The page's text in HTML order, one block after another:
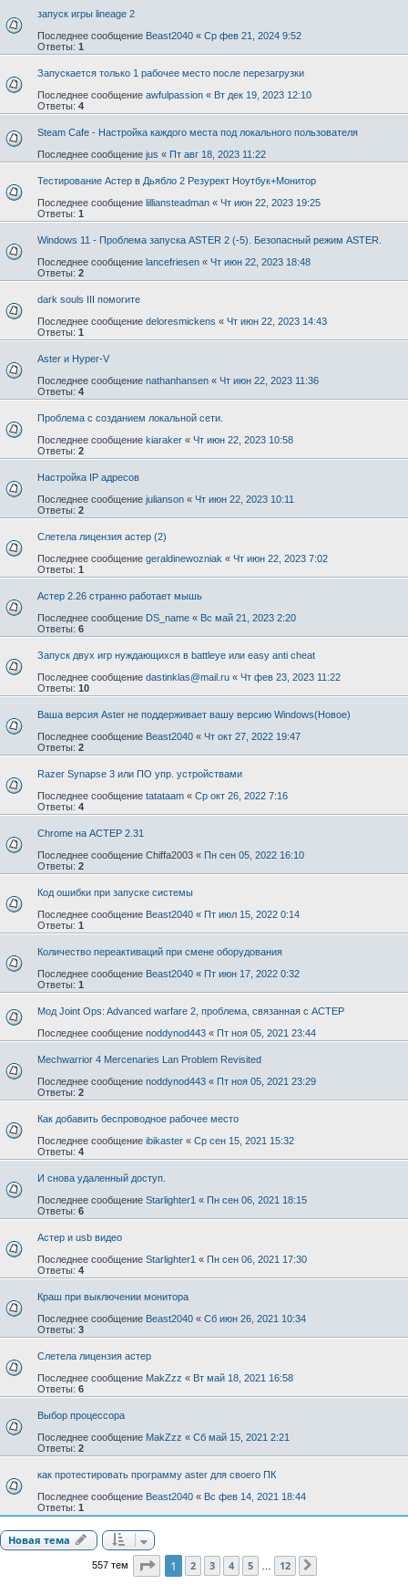
запуск игры lineage 2
Последнее сообщение Beast2040 « Ср фев 21, 2024 9:52
Ответы: 1
Запускается только 1 рабочее место после перезагрузки
Последнее сообщение awfulpassion « Вт дек 19, 2023 12:10
Ответы: 4
Steam Cafe - Настройка каждого места под локального пользователя
Последнее сообщение jus « Пт авг 18, 2023 11:22
Тестирование Астер в Дьябло 2 Резурект Ноутбук+Монитор
Последнее сообщение lilliansteadman « Чт июн 22, 2023 19:25
Ответы: 1
Windows 11 - Проблема запуска ASTER 2 (-5). Безопасный режим ASTER.
Последнее сообщение lancefriesen « Чт июн 22, 2023 18:48
Ответы: 2
dark souls III помогите
Последнее сообщение deloresmickens « Чт июн 22, 2023 14:43
Ответы: 1
Aster и Hyper-V
Последнее сообщение nathanhansen « Чт июн 22, 2023 11:36
Ответы: 4
Проблема с созданием локальной сети.
Последнее сообщение kiaraker « Чт июн 22, 2023 10:58
Ответы: 2
Настройка IP адресов
Последнее сообщение julianson « Чт июн 22, 2023 10:11
Ответы: 2
Слетела лицензия астер (2)
Последнее сообщение geraldinewozniak « Чт июн 22, 2023 7:02
Ответы: 1
Астер 2.26 странно работает мышь
Последнее сообщение DS_name « Вс май 21, 2023 2:20
Ответы: 6
Запуск двух игр нуждающихся в battleye или easy anti cheat
Последнее сообщение dastinklas@mail.ru « Чт фев 23, 2023 11:22
Ответы: 10
Ваша версия Aster не поддерживает вашу версию Windows(Новое)
Последнее сообщение Beast2040 « Чт окт 27, 2022 19:47
Ответы: 2
Razer Synapse 3 или ПО упр. устройствами
Последнее сообщение tatataam « Ср окт 26, 2022 7:16
Ответы: 4
Chrome на АСТЕР 2.31
Последнее сообщение Chiffa2003 « Пн сен 05, 2022 16:10
Ответы: 2
Код ошибки при запуске системы
Последнее сообщение Beast2040 « Пт июл 15, 2022 0:14
Ответы: 1
Количество переактиваций при смене оборудования
Последнее сообщение Beast2040 « Пт июн 17, 2022 0:32
Ответы: 1
Мод Joint Ops: Advanced warfare 2, проблема, связанная с АСТЕР
Последнее сообщение noddynod443 « Пт ноя 05, 2021 23:44
Mechwarrior 4 Mercenaries Lan Problem Revisited
Последнее сообщение noddynod443 « Пт ноя 05, 2021 23:29
Ответы: 2
Как добавить беспроводное рабочее место
Последнее сообщение ibikaster « Ср сен 15, 2021 15:32
Ответы: 4
И снова удаленный доступ.
Последнее сообщение Starlighter1 « Пн сен 06, 2021 18:15
Ответы: 6
Астер и usb видео
Последнее сообщение Starlighter1 « Пн сен 06, 2021 17:30
Ответы: 4
Краш при выключении монитора
Последнее сообщение Beast2040 « Сб июн 26, 2021 10:34
Ответы: 3
Слетела лицензия астер
Последнее сообщение MakZzz « Вт май 18, 2021 16:58
Ответы: 6
Выбор процессора
Последнее сообщение MakZzz « Сб май 15, 2021 2:21
Ответы: 2
как протестировать программу aster для своего ПК
Последнее сообщение Beast2040 « Вс фев 14, 2021 18:44
Ответы: 1
Новая тема
557 тем Страница1 из
1 2 3 4 5 12